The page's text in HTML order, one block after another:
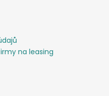
na leasing